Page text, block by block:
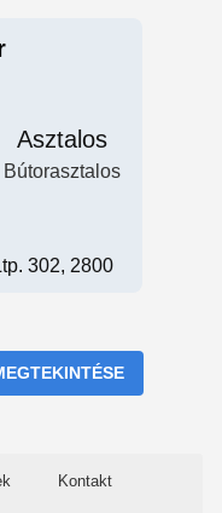
Asztalos
Bútorasztalos
302, 2800
Kontakt